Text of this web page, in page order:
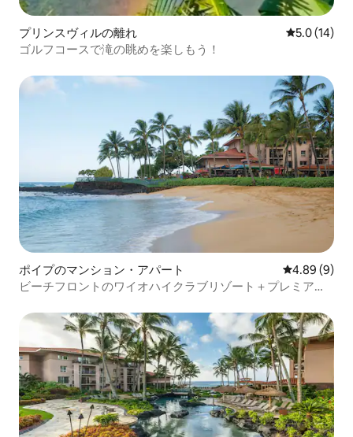
プリンスヴィルの離れ レビュー14
5.0 (14)
ゴルフコースで滝の眺めを楽しもう！
ポイプのマンション・アパート レビュー9件
4.89 (9)
ビーチフロントのワイオハイクラブリゾート＋プレミアム